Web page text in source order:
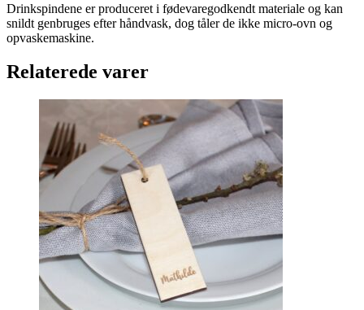
Drinkspindene er produceret i fødevaregodkendt materiale og kan
snildt genbruges efter håndvask, dog tåler de ikke micro-ovn og
opvaskemaskine.
Relaterede varer